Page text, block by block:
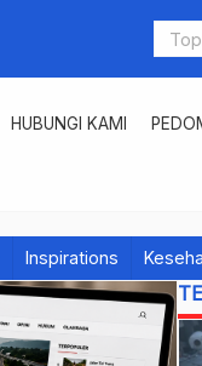
HUBUNGI KAMI
Inspirations